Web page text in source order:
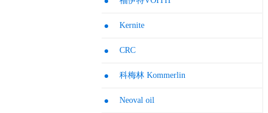
Kernite
CRC
科梅林 Kommerlin
Neoval oil